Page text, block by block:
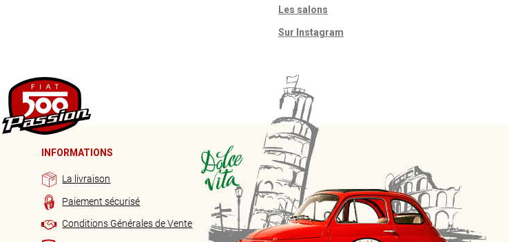
Les salons
Sur Instagram
INFORMATIONS
La livraison
Paiement sécurisé
Conditions Générales de Vente